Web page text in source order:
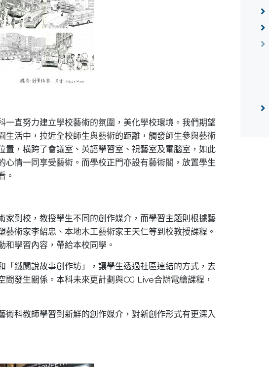
直努力建立學校藝術的氛圍，美化學校環境。我們期望
活中，拉近全校師生與藝術的距離，觸發師生參與藝術
，橫跨了會議室、英語學習室、視藝室及電腦室，如此
情一同享受藝術。而學校正門亦設有藝術閣，放置學生
。
到校，教授學生不同的創作媒介，而學習主題則根據藝
術家李紹忠、本地木工藝術家王天仁等到校教授課程。
學習內容，帶給本校同學。
鐵闌說故事創作坊」，讓學生透過社區連結的方式，去
發生關係。本科未來更計劃與CG Live合辦電繪課程，
科教師學習到新鮮的創作媒介，對新創作形式有更深入